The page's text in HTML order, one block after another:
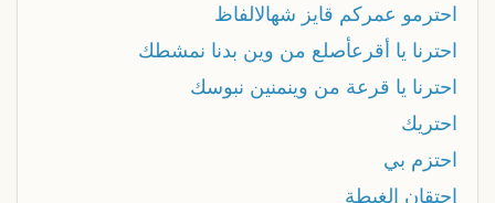
احترمو عمركم قايز شهالالفاظ
احترنا يا أقرعأصلع من وين بدنا نمشطك
احترنا يا قرعة من وينمنين نبوسك
احتريك
احتزم بي
احتقان الغبطة